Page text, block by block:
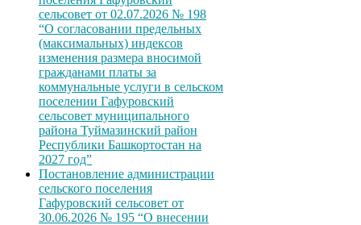
сельсовет от 02.07.2026 № 198
“О согласовании предельных
(максимальных) индексов
изменения размера вносимой
гражданами платы за
коммунальные услуги в сельском
поселении Гафуровский
сельсовет муниципального
района Туймазинский район
Республики Башкортостан на
2027 год”
Постановление администрации
сельского поселения
Гафуровский сельсовет от
30.06.2026 № 195 “О внесении